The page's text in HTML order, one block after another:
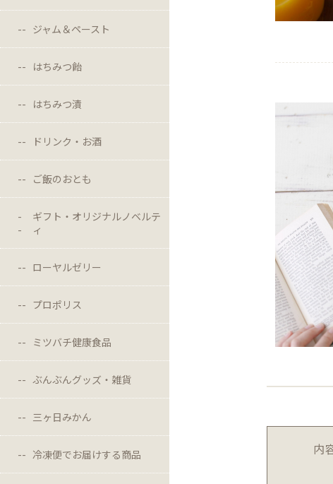
ジャム＆ペースト
はちみつ飴
はちみつ漬
ドリンク・お酒
ご飯のおとも
ギフト・オリジナルノベルテ
ィ
ローヤルゼリー
プロポリス
ミツバチ健康食品
ぶんぶんグッズ・雑貨
三ヶ日みかん
冷凍便でお届けする商品 内